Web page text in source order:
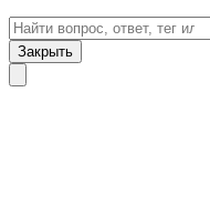
Закрыть